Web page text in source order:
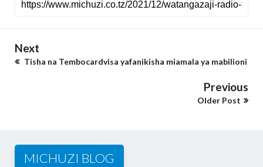
Next
Tisha na Tembocardvisa yafanikisha miamala ya mabilioni
Previous
Older Post
MICHUZI BLOG